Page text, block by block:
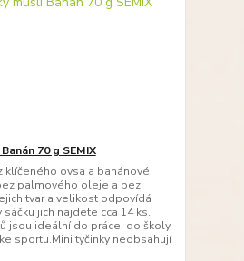
70 g SEMIX
klíčeného ovsa a banánové
palmového oleje a bez
tvar a velikost odpovídá
jich najdete cca 14 ks.
jsou ideální do práce, do školy,
sportu.Mini tyčinky neobsahují